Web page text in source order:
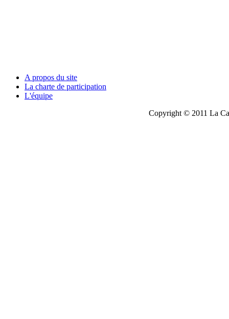
A propos du site
La charte de participation
L'équipe
Copyright © 2011 La